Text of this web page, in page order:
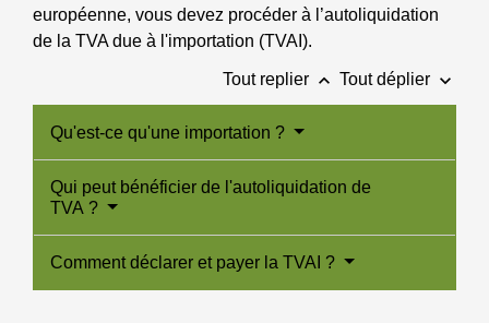
européenne, vous devez procéder à l’autoliquidation
de la TVA due à l'importation (TVAI).
Tout replier keyboard_arrow_up Tout déplier keyboard_arrow_down
Qu'est-ce qu'une importation ?
Qui peut bénéficier de l'autoliquidation de
TVA ?
Comment déclarer et payer la TVAI ?